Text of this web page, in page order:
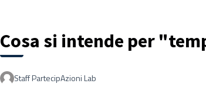
Cosa si intende per
Staff PartecipAzioni Lab